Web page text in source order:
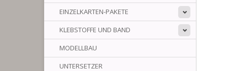
EINZELKARTEN-PAKETE
KLEBSTOFFE UND BAND
MODELLBAU
UNTERSETZER